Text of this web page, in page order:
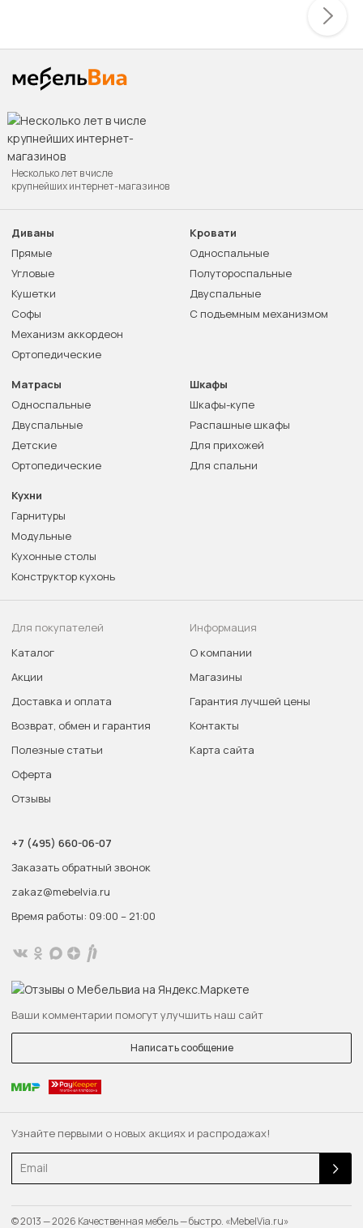
Узнайте первыми о новых акциях и распродажах!
Email
Несколько лет в числе
крупнейших интернет-магазинов
Диваны
Прямые
Угловые
Кушетки
Софы
Механизм аккордеон
Ортопедические
Кровати
Односпальные
Полутороспальные
Двуспальные
С подъемным механизмом
Матрасы
Односпальные
Двуспальные
Детские
Ортопедические
Шкафы
Шкафы-купе
Распашные шкафы
Для прихожей
Для спальни
Кухни
Гарнитуры
Модульные
Кухонные столы
Конструктор кухонь
Для покупателей
Каталог
Акции
Доставка и оплата
Возврат, обмен и гарантия
Полезные статьи
Оферта
Отзывы
Информация
О компании
Магазины
Гарантия лучшей цены
Контакты
Карта сайта
+7 (495) 660-06-07
Заказать обратный звонок
zakaz@mebelvia.ru
Время работы: 09:00 – 21:00
Ваши комментарии помогут улучшить наш сайт
Написать сообщение
© 2013 — 2026 Качественная мебель — быстро. «MebelVia.ru»